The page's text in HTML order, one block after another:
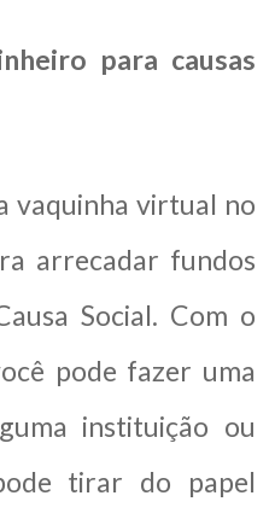
para causas
vaquinha virtual no
arrecadar fundos
Social. Com o
pode fazer uma
instituição ou
tirar do papel